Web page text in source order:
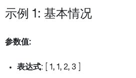
示例 1: 基本情况
参数值:
表达式: [ 1, 1, 2, 3 ]